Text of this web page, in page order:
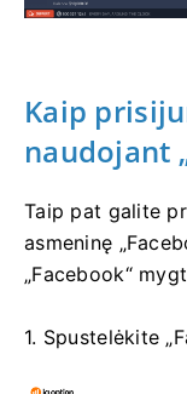
Kaip
naudojant
Taip pat galite
asmeninę
„Facebook“
1. Spustelėkite